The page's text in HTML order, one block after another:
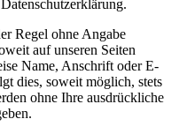
Regel ohne Angabe
auf unseren Seiten
Name, Anschrift oder E-
dies, soweit möglich, stets
ohne Ihre ausdrückliche